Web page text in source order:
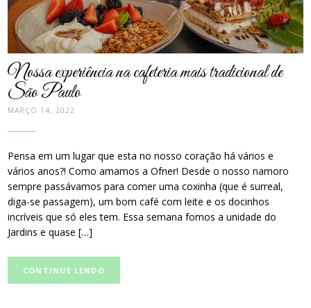
Nossa experiência na cafeteria mais tradicional de
São Paulo
MARÇO 14, 2022
Pensa em um lugar que esta no nosso coração há vários e
vários anos?! Como amamos a Ofner! Desde o nosso namoro
sempre passávamos para comer uma coxinha (que é surreal,
diga-se passagem), um bom café com leite e os docinhos
incríveis que só eles tem. Essa semana fomos a unidade do
Jardins e quase […]
CONTINUE LENDO